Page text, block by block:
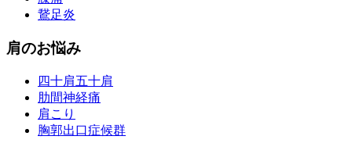
鵞足炎
肩のお悩み
四十肩五十肩
肋間神経痛
肩こり
胸郭出口症候群